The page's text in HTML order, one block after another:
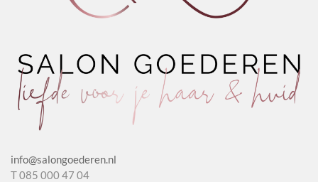
info@salongoederen.nl
T 085 000 47 04